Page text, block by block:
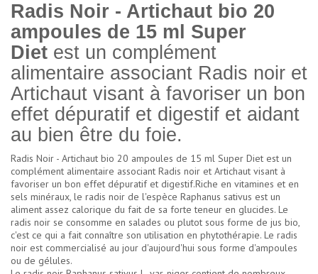
Radis Noir - Artichaut bio 20
ampoules de 15 ml Super
Diet est un complément
alimentaire associant Radis noir et
Artichaut visant à favoriser un bon
effet dépuratif et digestif et aidant
au bien être du foie.
Radis Noir - Artichaut bio 20 ampoules de 15 ml Super Diet est un
complément alimentaire associant Radis noir et Artichaut visant à
favoriser un bon effet dépuratif et digestif.Riche en vitamines et en
sels minéraux, le radis noir de l'espèce Raphanus sativus est un
aliment assez calorique du fait de sa forte teneur en glucides. Le
radis noir se consomme en salades ou plutot sous forme de jus bio,
c'est ce qui a fait connaître son utilisation en phytothérapie. Le radis
noir est commercialisé au jour d'aujourd'hui sous forme d'ampoules
ou de gélules.